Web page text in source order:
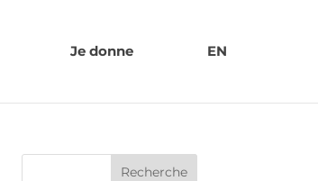
Je donne EN
Recherche